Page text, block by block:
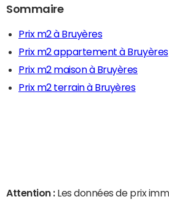
Sommaire
Prix m2 à Bruyères
Prix m2 appartement à Bruyères
Prix m2 maison à Bruyères
Prix m2 terrain à Bruyères
Attention : Les données de prix